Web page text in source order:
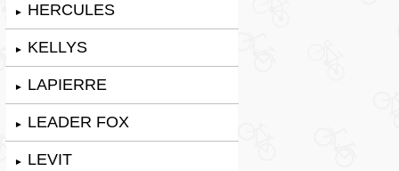
► HERCULES
► KELLYS
► LAPIERRE
► LEADER FOX
► LEVIT